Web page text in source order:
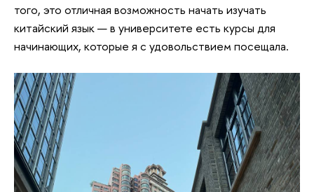
того, это отличная возможность начать изучать
китайский язык — в университете есть курсы для
начинающих, которые я с удовольствием посещала.